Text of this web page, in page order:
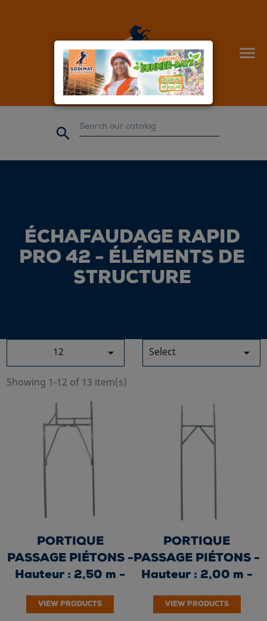


ÉCHAFAUDAGE RAPID
PRO 42 - ÉLÉMENTS DE
STRUCTURE
12  Select 
Showing 1-12 of 13 item(s)
PORTIQUE
PASSAGE PIÉTONS -
Hauteur : 2,50 m -
VIEW PRODUCTS
PORTIQUE
PASSAGE PIÉTONS -
Hauteur : 2,00 m -
VIEW PRODUCTS